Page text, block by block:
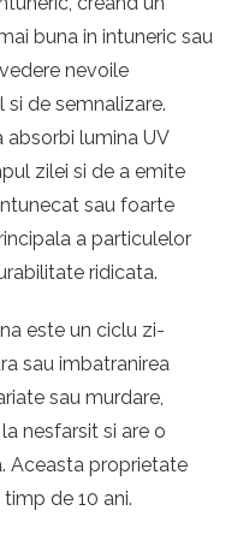
buna in intuneric sau
nevoile
de semnalizare.
lumina UV
zilei si de a emite
sau foarte
a particulelor
ridicata.
este un ciclu zi-
sau imbatranirea
sau murdare,
nesfarsit si are o
Aceasta proprietate
de 10 ani.